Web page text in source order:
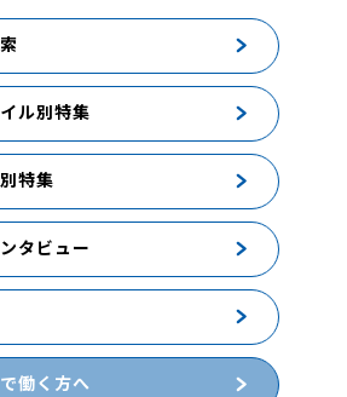
働く方へ
ル別特集
特集
タビュー